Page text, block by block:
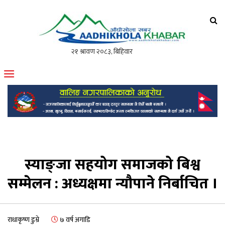
मोफसलकै लोकप्रिय अनलाइन पत्रिका
स्याङ्जा सहयोग समाजको बिश्व
सम्मेलन : अध्यक्षमा न्यौपाने निर्बाचित ।
राधाकृष्ण डुम्रे ७ वर्ष अगाडि